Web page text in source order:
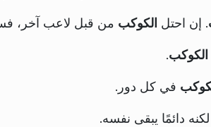
. إن احتل الكوكب من قبل لاعب آخر،
الكوكب.
في كل دور.
لكنه دائمًا يبقى نفسه.